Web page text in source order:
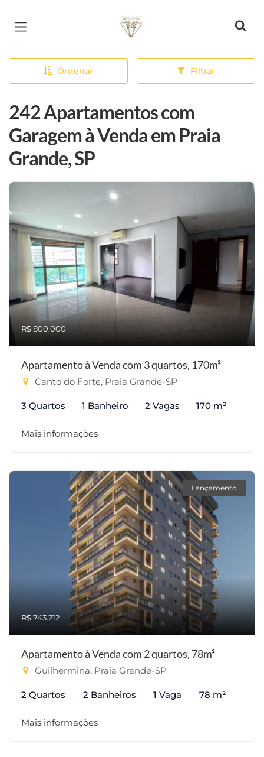
Página inicial
Ordenar Filtrar
242 Apartamentos com
Garagem à Venda em Praia
Grande, SP
R$ 800.000
Apartamento à Venda com 3 quartos, 170m²
Canto do Forte, Praia Grande-SP
3 Quartos 1 Banheiro 2 Vagas 170 m²
Mais informações
Lançamento
R$ 743.212
Apartamento à Venda com 2 quartos, 78m²
Guilhermina, Praia Grande-SP
2 Quartos 2 Banheiros 1 Vaga 78 m²
Mais informações